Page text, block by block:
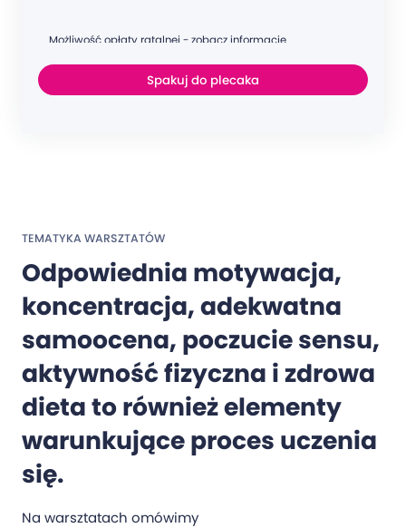
Możliwość opłaty ratalnej - zobacz informacje
Spakuj do plecaka
TEMATYKA WARSZTATÓW
Odpowiednia motywacja,
koncentracja, adekwatna
samoocena, poczucie sensu,
aktywność fizyczna i zdrowa
dieta to również elementy
warunkujące proces uczenia
się.
Na warsztatach omówimy